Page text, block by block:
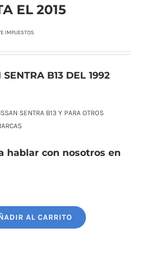
EL 2015
IMPUESTOS
B13 DEL 1992
SENTRA B13 Y PARA OTROS
hablar con nosotros en
AL CARRITO